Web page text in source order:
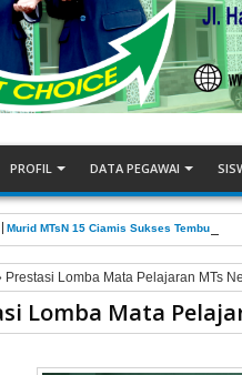
PROFIL DATA PEGAWAI
Murid MTsN 15 Ciamis Sukses Tembus
Prestasi Lomba Mata Pelajaran MTs
Lomba Mata